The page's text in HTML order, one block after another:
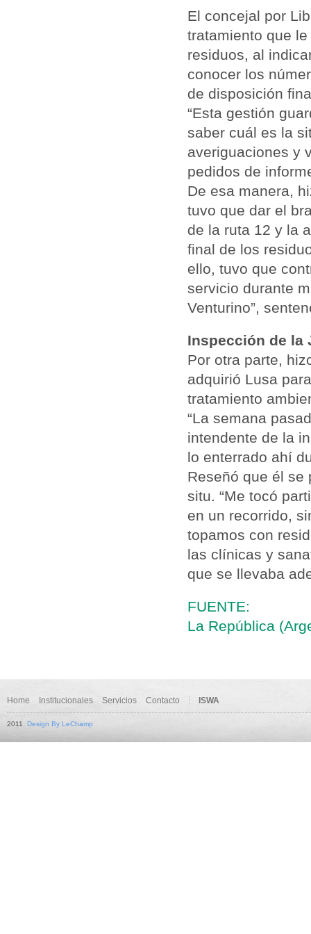
El concejal por
tratamiento que
residuos, al
conocer los
de disposición
“Esta gestión
saber cuál es la
averiguaciones y
pedidos de
De esa manera,
tuvo que dar el
de la ruta 12 y la
final de los
ello, tuvo que
servicio durante
Venturino”,
Inspección de la
Por otra parte,
adquirió Lusa
tratamiento
“La semana
intendente de la
lo enterrado ahí
Reseñó que él se
situ. “Me tocó
en un recorrido,
topamos con
las clínicas y
que se llevaba
FUENTE:
La República
Home Institucionales Servicios Contacto ISWA
2011 Design By LeChamp